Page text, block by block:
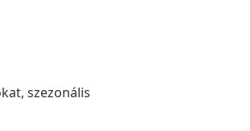
szezonális